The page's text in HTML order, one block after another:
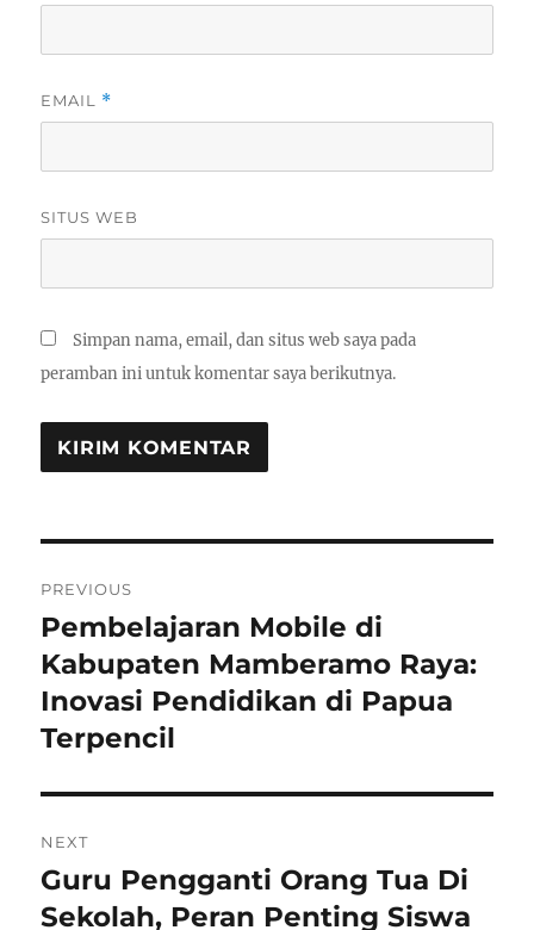
EMAIL *
SITUS WEB
Simpan nama, email, dan situs web saya pada
peramban ini untuk komentar saya berikutnya.
pos
PREVIOUS
Previous
post:
Pembelajaran Mobile di
Kabupaten Mamberamo Raya:
Inovasi Pendidikan di Papua
Terpencil
NEXT
Next
post:
Guru Pengganti Orang Tua Di
Sekolah, Peran Penting Siswa